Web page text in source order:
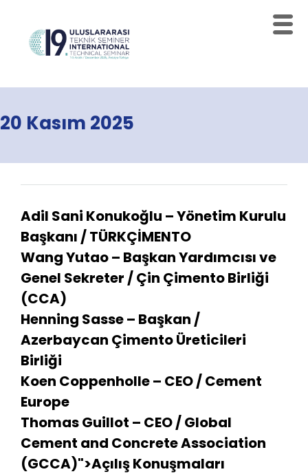
20 Kasım 2025
Adil Sani Konukoğlu – Yönetim Kurulu
Başkanı / TÜRKÇİMENTO
Wang Yutao– Başkan Yardımcısı ve
Genel Sekreter / Çin Çimento Birliği
(CCA)
Henning Sasse– Başkan /
Azerbaycan Çimento Üreticileri
Birliği
Koen Coppenholle– CEO / Cement
Europe
Thomas Guillot – CEO / Global
Cement and Concrete Association
(GCCA)">Açılış Konuşmaları
Home
Schedules